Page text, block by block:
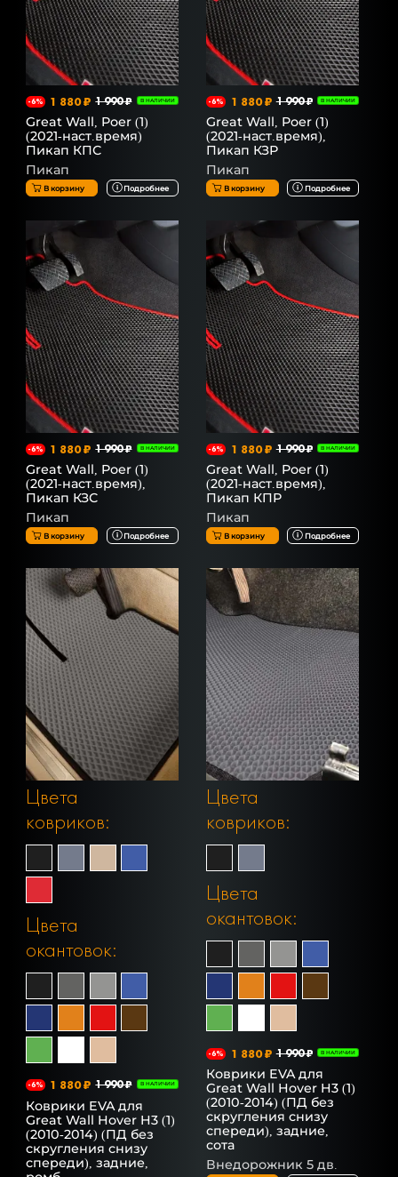
-6% 1 880 ₽ 1 990 ₽ В НАЛИЧИИ
Great Wall, Poer (1)
(2021-наст.время)
Пикап КПС
Пикап
В корзину Подробнее
-6% 1 880 ₽ 1 990 ₽ В НАЛИЧИИ
Great Wall, Poer (1)
(2021-наст.время),
Пикап КЗР
Пикап
В корзину Подробнее
-6% 1 880 ₽ 1 990 ₽ В НАЛИЧИИ
Great Wall, Poer (1)
(2021-наст.время),
Пикап КЗС
Пикап
В корзину Подробнее
-6% 1 880 ₽ 1 990 ₽ В НАЛИЧИИ
Great Wall, Poer (1)
(2021-наст.время),
Пикап КПР
Пикап
В корзину Подробнее
Цвета
ковриков:
Цвета
окантовок:
-6% 1 880 ₽ 1 990 ₽ В НАЛИЧИИ
Коврики EVA для
Great Wall Hover H3 (1)
(2010-2014) (ПД без
скругления снизу
спереди), задние,
Цвета
ковриков:
Цвета
окантовок:
-6% 1 880 ₽ 1 990 ₽ В НАЛИЧИИ
Коврики EVA для
Great Wall Hover H3 (1)
(2010-2014) (ПД без
скругления снизу
спереди), задние,
сота
Внедорожник 5 дв.